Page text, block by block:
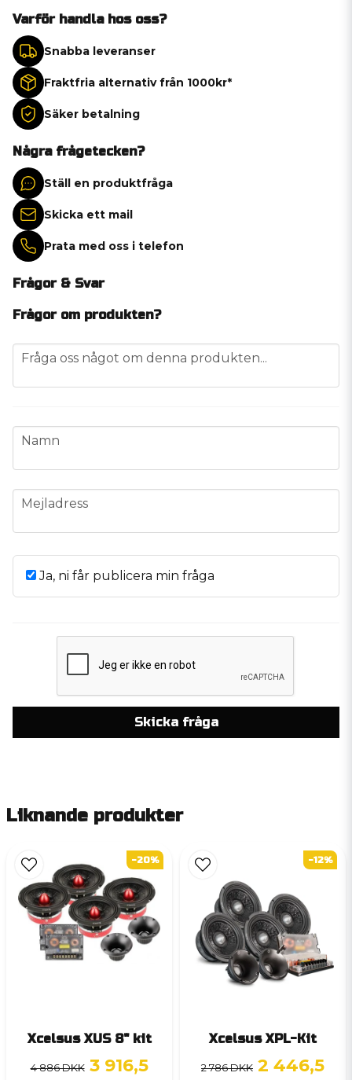
Varför handla hos oss?
Snabba leveranser
Fraktfria alternativ från 1000kr*
Säker betalning
Några frågetecken?
Ställ en produktfråga
Skicka ett mail
Prata med oss i telefon
Frågor & Svar
Frågor om produkten?
question
Fråga oss något om denna produkten...
name
Namn
email
Mejladress
Ja, ni får publicera min fråga
Skicka fråga
Liknande produkter
Xcelsus XUS 8" kit
4 886 DKK 3 916,5
-20%
Xcelsus XPL-Kit
2 786 DKK 2 446,5
-12%